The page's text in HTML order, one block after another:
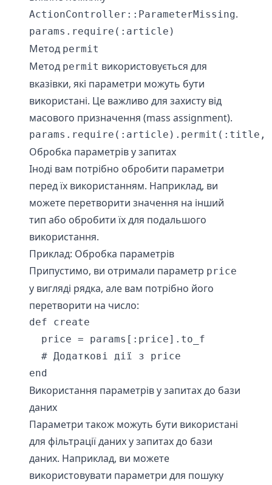
ActionController::ParameterMissing.
params.require(:article)
Метод permit
Метод permit використовується для
вказівки, які параметри можуть бути
використані. Це важливо для захисту від
масового призначення (mass assignment).
params.require(:article).permit(:title,
Обробка параметрів у запитах
Іноді вам потрібно обробити параметри
перед їх використанням. Наприклад, ви
можете перетворити значення на інший
тип або обробити їх для подальшого
використання.
Приклад: Обробка параметрів
Припустимо, ви отримали параметр price
у вигляді рядка, але вам потрібно його
перетворити на число:
def create
  price = params[:price].to_f
  # Додаткові дії з price
end
Використання параметрів у запитах до бази
даних
Параметри також можуть бути використані
для фільтрації даних у запитах до бази
даних. Наприклад, ви можете
використовувати параметри для пошуку